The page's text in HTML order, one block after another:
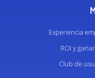
Experiencia
ROI y
Club de